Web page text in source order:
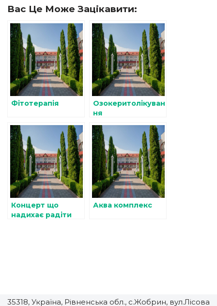
Вас Це Може Зацікавити:
Фітотерапія
Озокеритолікуван
ня
Концерт що
надихає радіти
Аква комплекс
35318, Україна, Рівненська обл., с.Жобрин, вул.Лісова